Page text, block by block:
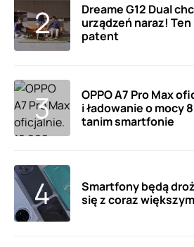
Dreame G12 Dual
urządzeń naraz!
patent
OPPO A7 Pro Max
i ładowanie o mocy
tanim smartfonie
Smartfony będą
się z coraz